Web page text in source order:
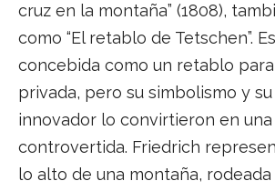
cruz en la montaña” (1808),
como “El retablo de Tetschen”.
concebida como un retablo
privada, pero su simbolismo y
innovador lo convirtieron en
controvertida. Friedrich
lo alto de una montaña,